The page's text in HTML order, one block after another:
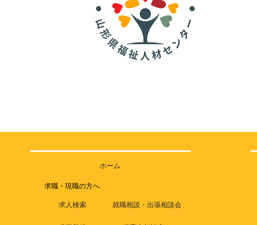
ホーム
求職・現職の方へ
求人検索 就職相談・出張相談会